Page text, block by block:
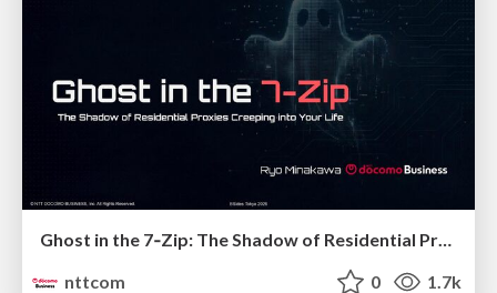
nttcom
0 1.7k